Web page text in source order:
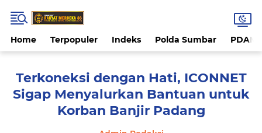
Home Terpopuler Indeks Polda Sumbar PDAM
Terkoneksi dengan Hati, ICONNET
Sigap Menyalurkan Bantuan untuk
Korban Banjir Padang